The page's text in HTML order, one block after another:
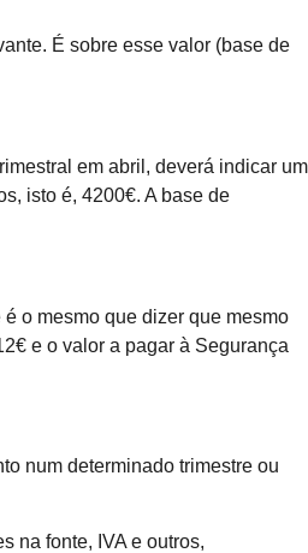
É sobre esse valor (base de
em abril, deverá indicar um
isto é, 4200€. A base de
o mesmo que dizer que mesmo
e o valor a pagar à Segurança
num determinado trimestre ou
na fonte, IVA e outros,